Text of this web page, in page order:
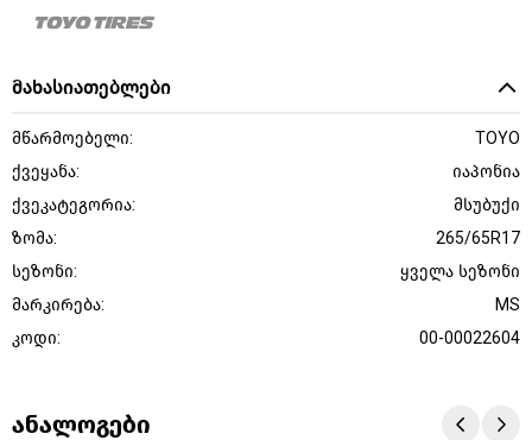
მახასიათებლები
მწარმოებელი:
TOYO
ქვეყანა:
იაპონია
ქვეკატეგორია:
მსუბუქი
ზომა:
265/65R17
სეზონი:
ყველა სეზონი
მარკირება:
MS
კოდი:
00-00022604
ანალოგები